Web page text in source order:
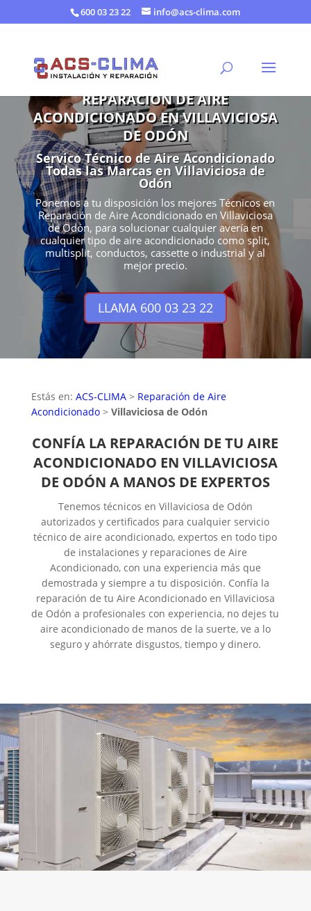
600 03 23 22 info@acs-clima.com
REPARACIÓN DE AIRE
ACONDICIONADO EN VILLAVICIOSA
DE ODÓN
Servico Técnico de Aire Acondicionado
Todas las Marcas en Villaviciosa de
Odón
Ponemos a tu disposición los mejores Técnicos en
Reparación de Aire Acondicionado en Villaviciosa
de Odón, para solucionar cualquier avería en
cualquier tipo de aire acondicionado como split,
multisplit, conductos, cassette o industrial y al
mejor precio.
LLAMA 600 03 23 22
Estás en: ACS-CLIMA> Reparación de Aire
Acondicionado> Villaviciosa de Odón
CONFÍA LA REPARACIÓN DE TU AIRE
ACONDICIONADO EN VILLAVICIOSA
DE ODÓN A MANOS DE EXPERTOS
Tenemos técnicos en Villaviciosa de Odón
autorizados y certificados para cualquier servicio
técnico de aire acondicionado, expertos en todo tipo
de instalaciones y reparaciones de Aire
Acondicionado, con una experiencia más que
demostrada y siempre a tu disposición. Confía la
reparación de tu Aire Acondicionado en Villaviciosa
de Odón a profesionales con experiencia, no dejes tu
aire acondicionado de manos de la suerte, ve a lo
seguro y ahórrate disgustos, tiempo y dinero.